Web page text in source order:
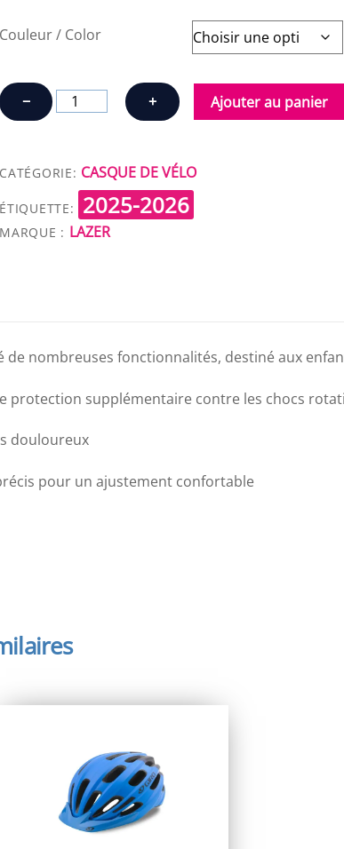
Couleur / Color
−
quantité
de
PNUT
KINETICORE
2.0
+ Ajouter au panier
CATÉGORIE: CASQUE DE VÉLO
ÉTIQUETTE: 2025-2026
MARQUE : LAZER
nombreuses fonctionnalités, destiné aux
supplémentaire contre les chocs
douloureux
pour un ajustement confortable